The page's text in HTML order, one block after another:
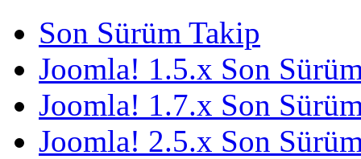
Son Sürüm Takip
Joomla! 1.5.x Son
Joomla! 1.7.x Son
Joomla! 2.5.x Son